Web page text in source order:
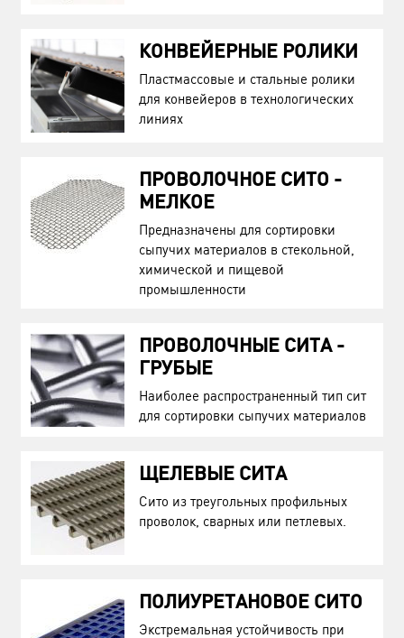
КОНВЕЙЕРНЫЕ РОЛИКИ
Пластмассовые и стальные ролики
для конвейеров в технологических
линиях
ПРОВОЛОЧНОЕ СИТО -
МЕЛКОЕ
Предназначены для сортировки
сыпучих материалов в стекольной,
химической и пищевой
промышленности
ПРОВОЛОЧНЫЕ СИТА -
ГРУБЫЕ
Наиболее распространенный тип сит
для сортировки сыпучих материалов
ЩЕЛЕВЫЕ СИТА
Сито из треугольных профильных
проволок, сварных или петлевых.
ПОЛИУРЕТАНОВОЕ СИТО
Экстремальная устойчивость при